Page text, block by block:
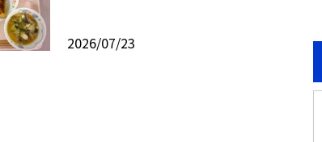
2026/07/23